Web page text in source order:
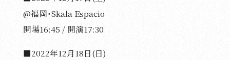
@福岡・Skala Espacio
開場16:45 / 開演17:30
■2022年12月18日(日)